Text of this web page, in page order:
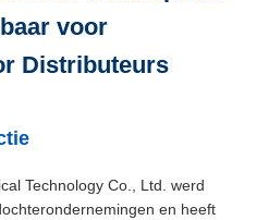
voor
Distributeurs
Technology Co., Ltd. werd
en heeft